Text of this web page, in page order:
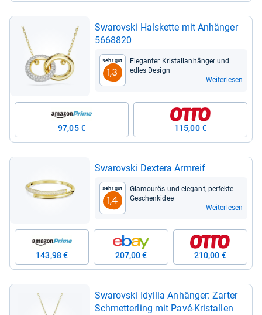
Swarovski Hals­kette mit Anhän­ger
5668820
Sehr gut
1,3
Ele­gan­ter Kris­tall­an­hän­ger und
edles Design
Weiterlesen
97,05 € 115,00 €
Swarovski Dex­tera Arm­reif
Sehr gut
1,4
Gla­mou­rös und ele­gant, per­fekte
Geschen­ki­dee
Weiterlesen
143,98 € 207,00 € 210,00 €
Swarovski Idyl­lia Anhän­ger: Zar­ter
Schmet­ter­ling mit Pavé-​Kris­tal­len